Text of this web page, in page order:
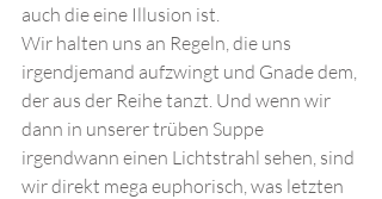
auch die eine Illusion ist.
Wir halten uns an Regeln, die uns
irgendjemand aufzwingt und Gnade dem,
der aus der Reihe tanzt. Und wenn wir
dann in unserer trüben Suppe
irgendwann einen Lichtstrahl sehen, sind
wir direkt mega euphorisch, was letzten